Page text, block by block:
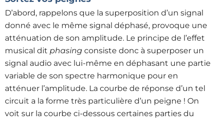
D’abord, rappelons que la superposition d’un signal
donné avec le même signal déphasé, provoque une
atténuation de son amplitude. Le principe de l’effet
musical dit phasing consiste donc à superposer un
signal audio avec lui-même en déphasant une partie
variable de son spectre harmonique pour en
atténuer l’amplitude. La courbe de réponse d’un tel
circuit a la forme très particulière d’un peigne ! On
voit sur la courbe ci-dessous certaines parties du